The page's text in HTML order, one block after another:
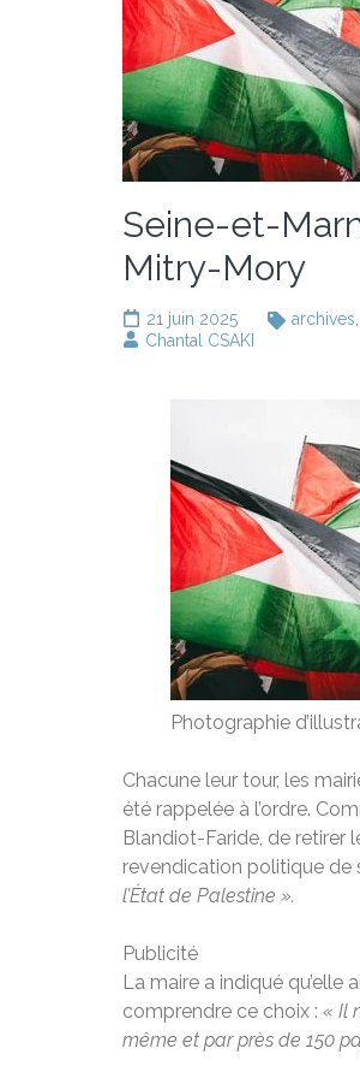
Seine-et-
Mitry-Mory
21 juin 2025 archives
Chantal CSAKI
Photographie
Chacune leur tour, les
été rappelée à l’ordre.
Blandiot-Faride, de retirer
revendication politique de
l’État de Palestine ».
Publicité
La maire a indiqué
comprendre ce choix : « Il
même et par près de 150